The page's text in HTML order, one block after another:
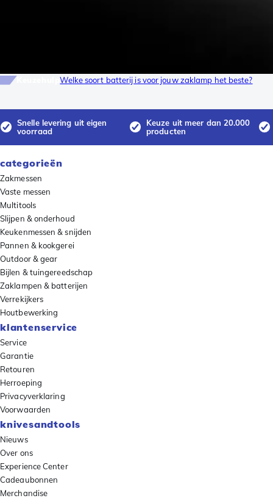
KeuzehulpWelke soort batterij is voor jouw zaklamp het beste?
Snelle levering uit eigen
voorraad
Keuze uit meer dan 20.000
producten
categorieën
Zakmessen
Vaste messen
Multitools
Slijpen & onderhoud
Keukenmessen & snijden
Pannen & kookgerei
Outdoor & gear
Bijlen & tuingereedschap
Zaklampen & batterijen
Verrekijkers
Houtbewerking
klantenservice
Service
Garantie
Retouren
Herroeping
Privacyverklaring
Voorwaarden
knivesandtools
Nieuws
Over ons
Experience Center
Cadeaubonnen
Merchandise